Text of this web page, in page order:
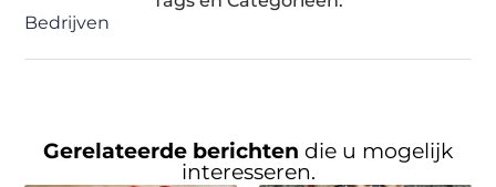
Bedrijven
Gerelateerde berichten die u mogelijk
interesseren.